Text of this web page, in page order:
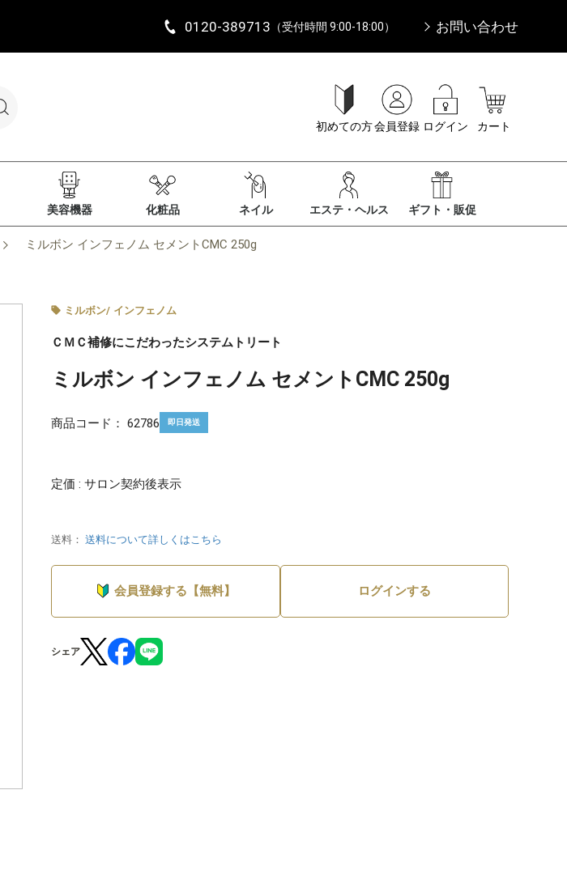
0120-389713 （受付時間 9:00-18:00） お問い合わせ
初めての方会員登録 ログイン カート
美容機器 化粧品 ネイル エステ・ヘルス ギフト・販促
ミルボン インフェノム セメントCMC 250g
ミルボン/ インフェノム
ＣＭＣ補修にこだわったシステムトリート
ミルボン インフェノム セメントCMC 250g
商品コード： 62786 即日発送
定価 : サロン契約後表示
送料： 送料について詳しくはこちら
会員登録する【無料】 ログインする
シェア